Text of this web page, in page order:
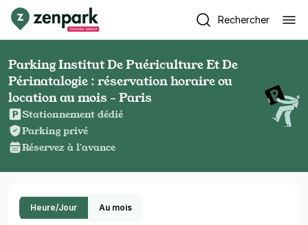
Rechercher
Parking Institut De Puériculture Et De
Périnatalogie : réservation horaire ou
location au mois - Paris
Stationnement dédié
Parking privé
Réservez à l'avance
Heure/Jour Au mois